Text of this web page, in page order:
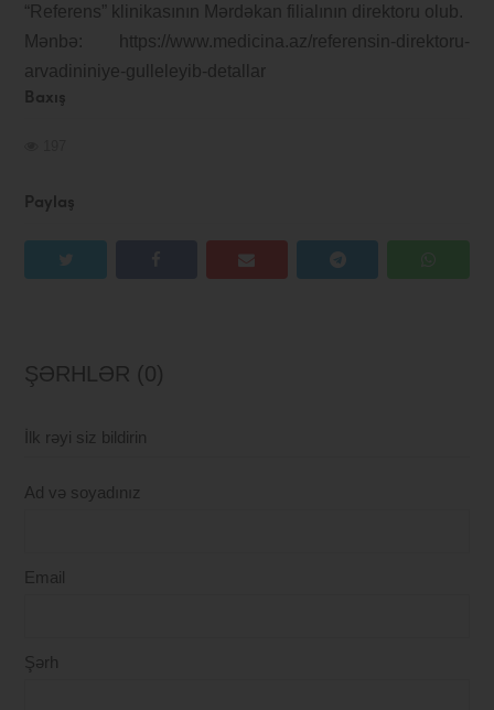
Baxış
Paylaş
“Referens” klinikasının Mərdəkan filialının direktoru olub.
Mənbə: https://www.medicina.az/referensin-direktoru-
arvadininiye-gulleleyib-detallar
ŞƏRHLƏR (0)
İlk rəyi siz bildirin
Ad və soyadınız
Email
Şərh